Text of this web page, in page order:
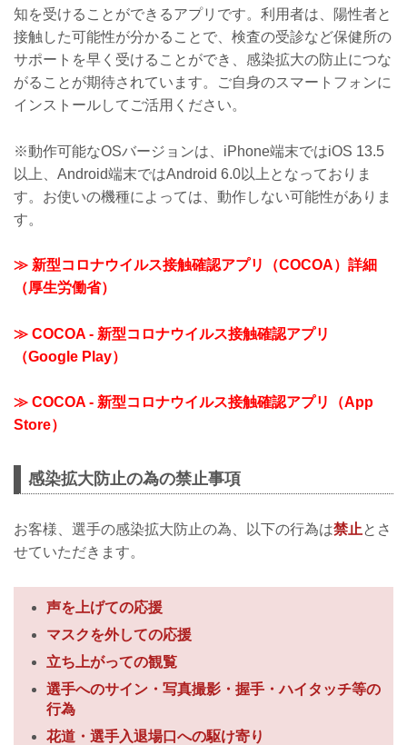
知を受けることができるアプリです。利用者は、陽性者と
接触した可能性が分かることで、検査の受診など保健所の
サポートを早く受けることができ、感染拡大の防止につな
がることが期待されています。ご自身のスマートフォンに
インストールしてご活用ください。
※動作可能なOSバージョンは、iPhone端末ではiOS 13.5
以上、Android端末ではAndroid 6.0以上となっておりま
す。お使いの機種によっては、動作しない可能性がありま
す。
≫ 新型コロナウイルス接触確認アプリ（COCOA）詳細
（厚生労働省）
≫ COCOA - 新型コロナウイルス接触確認アプリ
（Google Play）
≫ COCOA - 新型コロナウイルス接触確認アプリ（App
Store）
感染拡大防止の為の禁止事項
お客様、選手の感染拡大防止の為、以下の行為は禁止とさ
せていただきます。
声を上げての応援
マスクを外しての応援
立ち上がっての観覧
選手へのサイン・写真撮影・握手・ハイタッチ等の
行為
花道・選手入退場口への駆け寄り